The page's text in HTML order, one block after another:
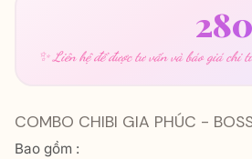
Giá
gốc
✨ Liên hệ để được tư vấn và báo giá chi
COMBO CHIBI GIA PHÚC -
Bao gồm :